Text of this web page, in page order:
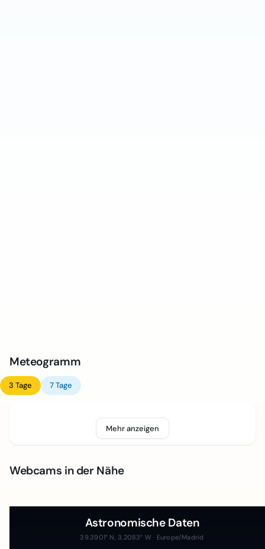
Meteogramm
3 Tage 7 Tage
Mehr anzeigen
Webcams in der Nähe
Astronomische Daten
39.3901° N, 3.2083° W · Europe/Madrid